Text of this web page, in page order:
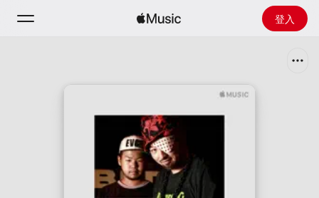
登入
安裝 Apple Music